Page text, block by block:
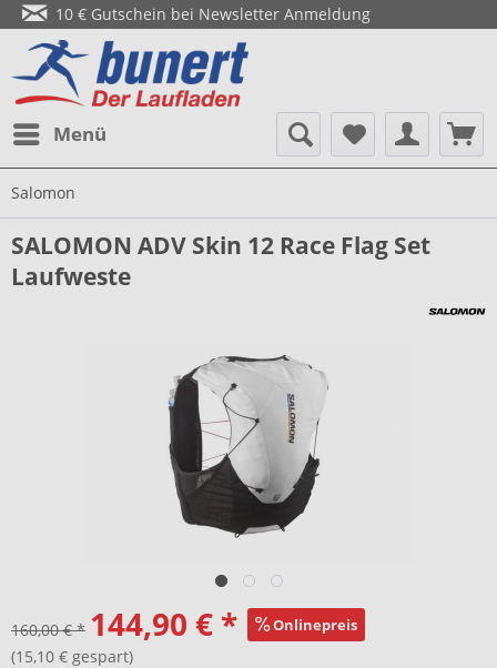
10 € Gutschein bei Newsletter Anmeldung
Menü
Salomon
SALOMON ADV Skin 12 Race Flag Set
Laufweste
160,00 € * 144,90 € * Onlinepreis
(15,10 € gespart)